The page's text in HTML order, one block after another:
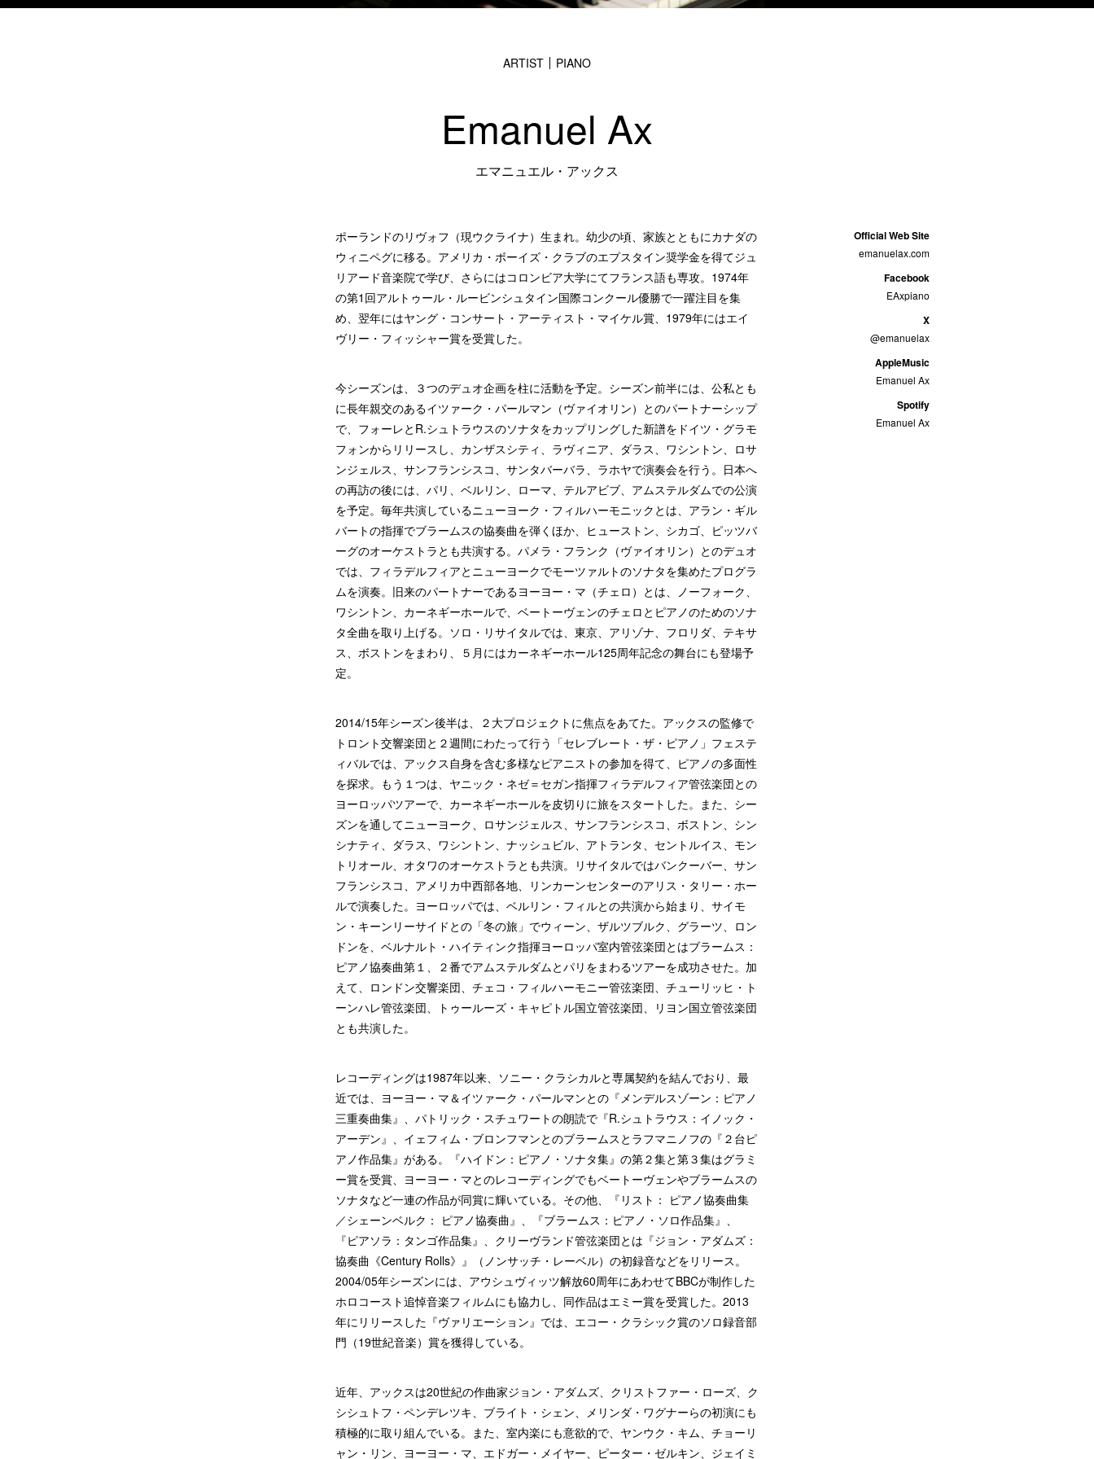
ARTIST PIANO
Emanuel Ax
エマニュエル・アックス
ポーランドのリヴォフ（現ウクライナ）生まれ。幼少の頃、家族とともにカナダの
ウィニペグに移る。アメリカ・ボーイズ・クラブのエプスタイン奨学金を得てジュ
リアード音楽院で学び、さらにはコロンビア大学にてフランス語も専攻。1974年
の第1回アルトゥール・ルービンシュタイン国際コンクール優勝で一躍注目を集
め、翌年にはヤング・コンサート・アーティスト・マイケル賞、1979年にはエイ
ヴリー・フィッシャー賞を受賞した。
今シーズンは、３つのデュオ企画を柱に活動を予定。シーズン前半には、公私とも
に長年親交のあるイツァーク・パールマン（ヴァイオリン）とのパートナーシップ
で、フォーレとR.シュトラウスのソナタをカップリングした新譜をドイツ・グラモ
フォンからリリースし、カンザスシティ、ラヴィニア、ダラス、ワシントン、ロサ
ンジェルス、サンフランシスコ、サンタバーバラ、ラホヤで演奏会を行う。日本へ
の再訪の後には、パリ、ベルリン、ローマ、テルアビブ、アムステルダムでの公演
を予定。毎年共演しているニューヨーク・フィルハーモニックとは、アラン・ギル
バートの指揮でブラームスの協奏曲を弾くほか、ヒューストン、シカゴ、ピッツバ
ーグのオーケストラとも共演する。パメラ・フランク（ヴァイオリン）とのデュオ
では、フィラデルフィアとニューヨークでモーツァルトのソナタを集めたプログラ
ムを演奏。旧来のパートナーであるヨーヨー・マ（チェロ）とは、ノーフォーク、
ワシントン、カーネギーホールで、ベートーヴェンのチェロとピアノのためのソナ
タ全曲を取り上げる。ソロ・リサイタルでは、東京、アリゾナ、フロリダ、テキサ
ス、ボストンをまわり、５月にはカーネギーホール125周年記念の舞台にも登場予
定。
2014/15年シーズン後半は、２大プロジェクトに焦点をあてた。アックスの監修で
トロント交響楽団と２週間にわたって行う「セレブレート・ザ・ピアノ」フェステ
ィバルでは、アックス自身を含む多様なピアニストの参加を得て、ピアノの多面性
を探求。もう１つは、ヤニック・ネゼ＝セガン指揮フィラデルフィア管弦楽団との
ヨーロッパツアーで、カーネギーホールを皮切りに旅をスタートした。また、シー
ズンを通してニューヨーク、ロサンジェルス、サンフランシスコ、ボストン、シン
シナティ、ダラス、ワシントン、ナッシュビル、アトランタ、セントルイス、モン
トリオール、オタワのオーケストラとも共演。リサイタルではバンクーバー、サン
フランシスコ、アメリカ中西部各地、リンカーンセンターのアリス・タリー・ホー
ルで演奏した。ヨーロッパでは、ベルリン・フィルとの共演から始まり、サイモ
ン・キーンリーサイドとの「冬の旅」でウィーン、ザルツブルク、グラーツ、ロン
ドンを、ベルナルト・ハイティンク指揮ヨーロッパ室内管弦楽団とはブラームス：
ピアノ協奏曲第１、２番でアムステルダムとパリをまわるツアーを成功させた。加
えて、ロンドン交響楽団、チェコ・フィルハーモニー管弦楽団、チューリッヒ・ト
ーンハレ管弦楽団、トゥールーズ・キャピトル国立管弦楽団、リヨン国立管弦楽団
とも共演した。
レコーディングは1987年以来、ソニー・クラシカルと専属契約を結んでおり、最
近では、ヨーヨー・マ＆イツァーク・パールマンとの『メンデルスゾーン：ピアノ
三重奏曲集』、パトリック・スチュワートの朗読で『R.シュトラウス：イノック・
アーデン』、イェフィム・ブロンフマンとのブラームスとラフマニノフの『２台ピ
アノ作品集』がある。『ハイドン：ピアノ・ソナタ集』の第２集と第３集はグラミ
ー賞を受賞、ヨーヨー・マとのレコーディングでもベートーヴェンやブラームスの
ソナタなど一連の作品が同賞に輝いている。その他、『リスト： ピアノ協奏曲集
／シェーンベルク： ピアノ協奏曲』、『ブラームス：ピアノ・ソロ作品集』、
『ピアソラ：タンゴ作品集』、クリーヴランド管弦楽団とは『ジョン・アダムズ：
協奏曲《Century Rolls》』（ノンサッチ・レーベル）の初録音などをリリース。
2004/05年シーズンには、アウシュヴィッツ解放60周年にあわせてBBCが制作した
ホロコースト追悼音楽フィルムにも協力し、同作品はエミー賞を受賞した。2013
年にリリースした『ヴァリエーション』では、エコー・クラシック賞のソロ録音部
門（19世紀音楽）賞を獲得している。
近年、アックスは20世紀の作曲家ジョン・アダムズ、クリストファー・ローズ、ク
シシュトフ・ペンデレツキ、ブライト・シェン、メリンダ・ワグナーらの初演にも
積極的に取り組んでいる。また、室内楽にも意欲的で、ヤンウク・キム、チョーリ
ャン・リン、ヨーヨー・マ、エドガー・メイヤー、ピーター・ゼルキン、ジェイミ
Official Web Site
emanuelax.com
Facebook
EAxpiano
X
@emanuelax
AppleMusic
Emanuel Ax
Spotify
Emanuel Ax